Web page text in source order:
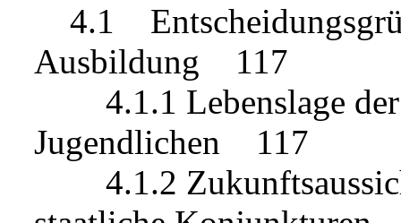
4.1
Ausbildung 117
4.1.1 Lebenslage der
Jugendlichen 117
4.1.2